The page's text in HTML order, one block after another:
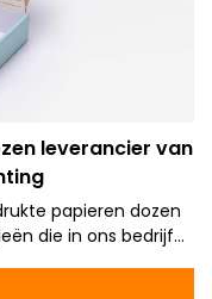
leverancier van
papieren dozen
die in ons bedrijf
gebied van Paper